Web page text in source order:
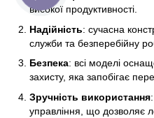
високої продуктивності.
Надійність: сучасна
служби та безперебійну
Безпека: всі моделі
захисту, яка запобігає
Зручність використання
управління, що дозволяє